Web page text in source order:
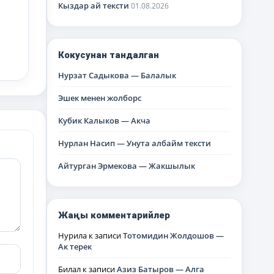
Кыздар ай тексти 01.08.2026
Кокусунан тандалган
Нурзат Садыкова — Балалык
Эшек менен жолборс
Кубик Калыков — Акча
Нурлан Насип — Унута албайм тексти
Айтурган Эрмекова — Жакшылык
Жаңы комментарийлер
Нурила к записиТотомидин Жолдошов —
Ак терек
Билал к записиАзиз Батыров — Алга